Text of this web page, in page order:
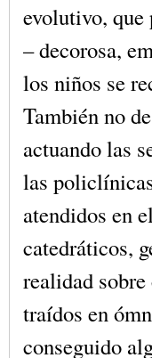
evolutivo, que
– decorosa,
los niños se
También no
actuando las
las
atendidos en
catedráticos,
realidad
traídos en
conseguido